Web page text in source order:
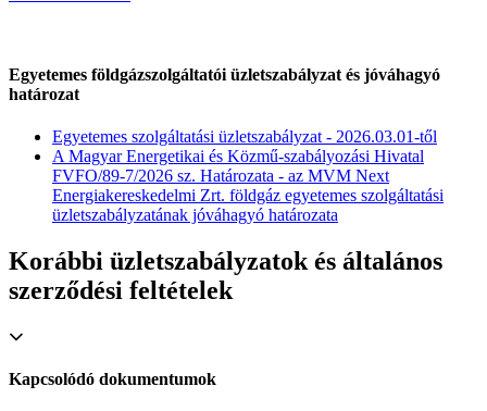
Egyetemes földgázszolgáltatói üzletszabályzat és jóváhagyó
határozat
Egyetemes szolgáltatási üzletszabályzat - 2026.03.01-től
A Magyar Energetikai és Közmű-szabályozási Hivatal
FVFO/89-7/2026 sz. Határozata - az MVM Next
Energiakereskedelmi Zrt. földgáz egyetemes szolgáltatási
üzletszabályzatának jóváhagyó határozata
Korábbi üzletszabályzatok és általános
szerződési feltételek
Kapcsolódó dokumentumok